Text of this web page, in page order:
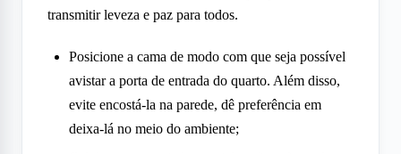
transmitir leveza e paz para todos.
Posicione a cama de modo com que seja possível
avistar a porta de entrada do quarto. Além disso,
evite encostá-la na parede, dê preferência em
deixa-lá no meio do ambiente;